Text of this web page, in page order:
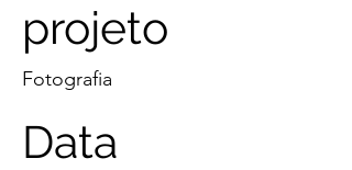
projeto
Fotografia
Data